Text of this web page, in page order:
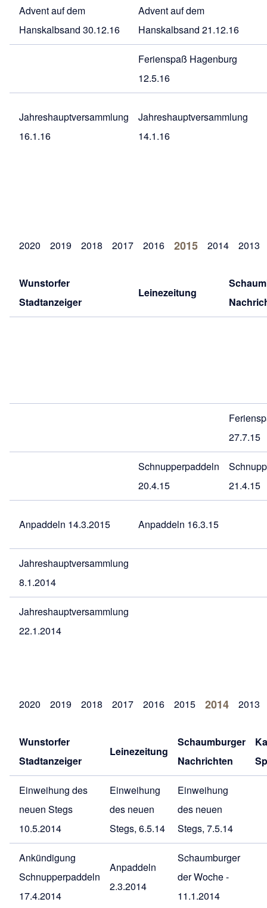
Advent auf dem
Hanskalbsand 30.12.16
Advent auf dem
Hanskalbsand 21.12.16
Ferienspaß Hagenburg
12.5.16
Jahreshauptversammlung
16.1.16
Jahreshauptversammlung
14.1.16
2020 2019 2018 2017 2016 2015 2014 2013
Wunstorfer
Stadtanzeiger
Leinezeitung
27.7.15
Schnupperpaddeln
20.4.15
21.4.15
Anpaddeln 14.3.2015 Anpaddeln 16.3.15
Jahreshauptversammlung
8.1.2014
Jahreshauptversammlung
22.1.2014
2020 2019 2018 2017 2016 2015 2014 2013
Wunstorfer
Stadtanzeiger
Leinezeitung
Schaumburger
Nachrichten
Einweihung des
neuen Stegs
10.5.2014
Einweihung
des neuen
Stegs, 6.5.14
Einweihung
des neuen
Stegs, 7.5.14
Ankündigung
Schnupperpaddeln
17.4.2014
Anpaddeln
2.3.2014
Schaumburger
der Woche -
11.1.2014